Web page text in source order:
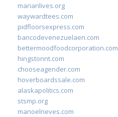
marianlives.org
waywardtees.com
pidfloorsexpress.com
bancodevenezuelaen.com
bettermoodfoodcorporation.com
hingstonnt.com
chooseagender.com
hoverboardssale.com
alaskapolitics.com
stsmp.org
manoelneves.com